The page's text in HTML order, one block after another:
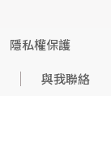
隱私權保護
與我聯絡